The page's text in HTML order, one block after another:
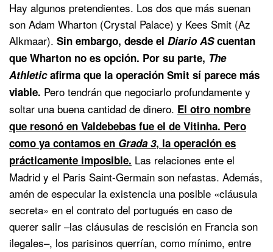
Hay algunos pretendientes. Los dos que más suenan
son Adam Wharton (Crystal Palace) y Kees Smit (Az
Alkmaar). Sin embargo, desde el Diario AScuentan
que Wharton no es opción. Por su parte, The
Athleticafirma que la operación Smit sí parece más
viable. Pero tendrán que negociarlo profundamente y
soltar una buena cantidad de dinero. El otro nombre
que resonó en Valdebebas fue el de Vitinha. Pero
como ya contamos en Grada 3, la operación es
prácticamente imposible. Las relaciones ente el
Madrid y el Paris Saint-Germain son nefastas. Además,
amén de especular la existencia una posible «cláusula
secreta» en el contrato del portugués en caso de
querer salir –las cláusulas de rescisión en Francia son
ilegales–, los parisinos querrían, como mínimo, entre